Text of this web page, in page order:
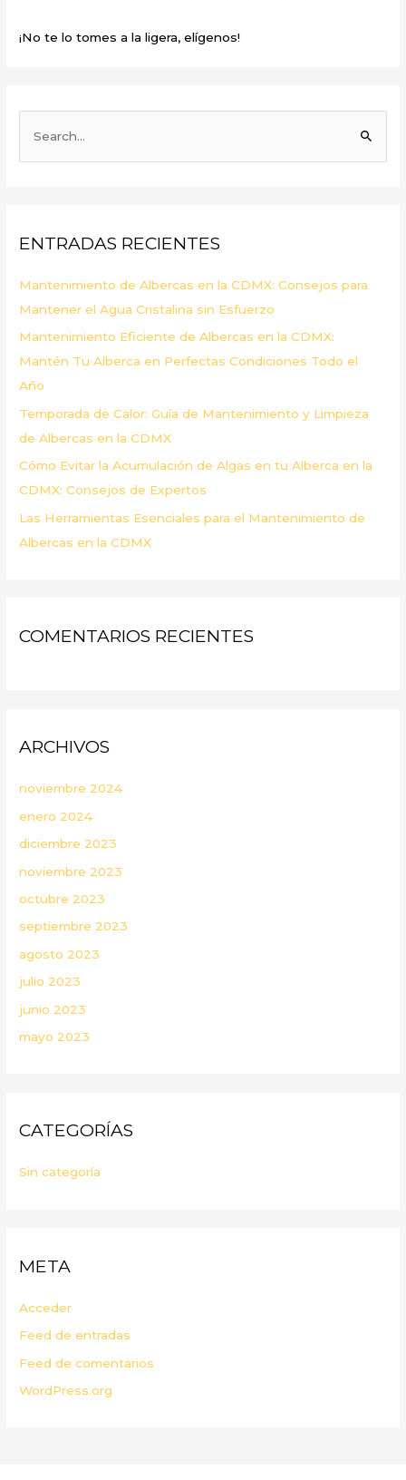
¡No te lo tomes a la ligera, elígenos!
r
o
r
:
ENTRADAS RECIENTES
Mantenimiento de Albercas en la CDMX: Consejos para
Mantener el Agua Cristalina sin Esfuerzo
Mantenimiento Eficiente de Albercas en la CDMX:
Mantén Tu Alberca en Perfectas Condiciones Todo el
Año
Temporada de Calor: Guía de Mantenimiento y Limpieza
de Albercas en la CDMX
Cómo Evitar la Acumulación de Algas en tu Alberca en la
CDMX: Consejos de Expertos
Las Herramientas Esenciales para el Mantenimiento de
Albercas en la CDMX
COMENTARIOS RECIENTES
ARCHIVOS
noviembre 2024
enero 2024
diciembre 2023
noviembre 2023
octubre 2023
septiembre 2023
agosto 2023
julio 2023
junio 2023
mayo 2023
CATEGORÍAS
Sin categoría
META
Acceder
Feed de entradas
Feed de comentarios
WordPress.org